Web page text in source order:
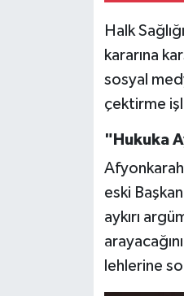
Halk
kararına
sosyal
çektirme
"Hukuka
eski
aykırı
lehlerine